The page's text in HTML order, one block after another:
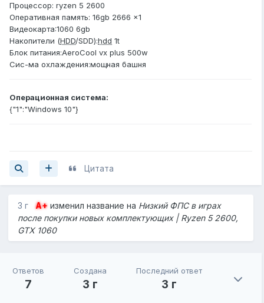
Процессор: ryzen 5 2600
Оперативная память: 16gb 2666 x1
Видеокарта:1060 6gb
Накопители (HDD/SDD):hdd 1t
Блок питания:AeroCool vx plus 500w
Сис-ма охлаждения:мощная башня
Операционная система:
{"1":"Windows 10"}
Цитата
3 г A+ изменил название на Низкий ФПС в играх
после покупки новых комплектующих | Ryzen 5 2600,
GTX 1060
Ответов
7
Создана
3 г
Последний ответ
3 г